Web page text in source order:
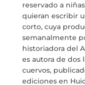
reservado a
quieran escribir
corto, cuya
semanalmente
historiadora del
es autora de dos
cuervos,
ediciones en